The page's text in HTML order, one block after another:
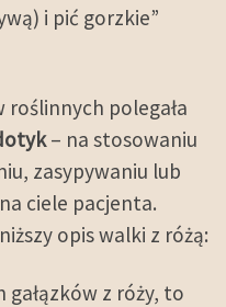
i pić gorzkie”
polegała
– na stosowaniu
zasypywaniu lub
ciele pacjenta.
opis walki z różą:
z róży, to